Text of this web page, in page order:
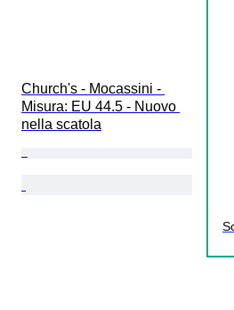
Church's - Mocassini -
Misura: EU 44.5 - Nuovo
nella scatola